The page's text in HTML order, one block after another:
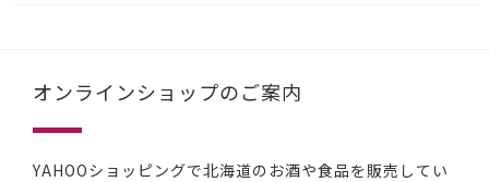
オンラインショップのご案内
YAHOOショッピングで北海道のお酒や食品を販売してい